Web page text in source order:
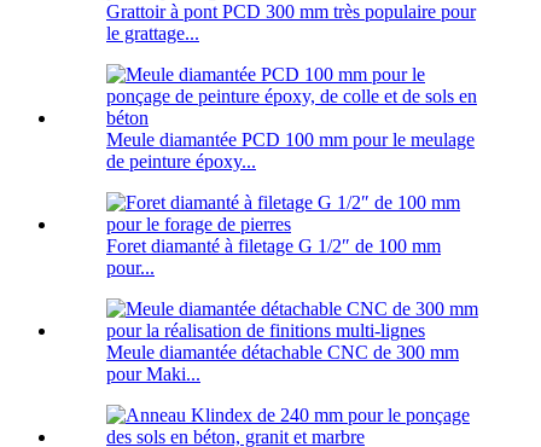
Grattoir à pont PCD 300 mm très populaire pour
le grattage...
Meule diamantée PCD 100 mm pour le meulage
de peinture époxy...
Foret diamanté à filetage G 1/2″ de 100 mm
pour...
Meule diamantée détachable CNC de 300 mm
pour Maki...